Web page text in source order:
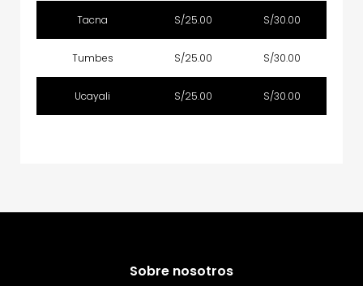
Tacna S/25.00 S/30.00
Tumbes S/25.00 S/30.00
Ucayali S/25.00 S/30.00
Sobre nosotros